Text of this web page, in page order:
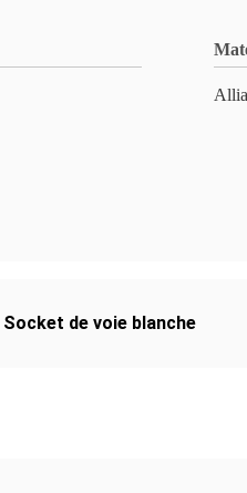
Socket de voie blanche